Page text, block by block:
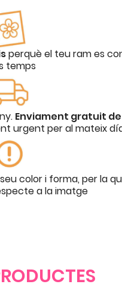
perquè el teu ram es
temps
Enviament gratuit
urgent per al mateix
color i forma, per la
a la imatge